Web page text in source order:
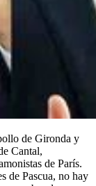
de Gironda y
Cantal,
de París.
de Pascua, no hay